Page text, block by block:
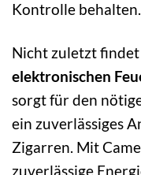
Kontrolle behalten.
Nicht zuletzt findet
elektronischen
sorgt für den
ein zuverlässiges
Zigarren. Mit
zuverlässige